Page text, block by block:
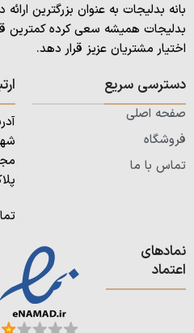
بانه بدلیجات به عنوان بزرگترین
بدلیجات همیشه سعی کرده کمترین
اختیار مشتریان عزیز قرار دهد.
دسترسی سریع
صفحه اصلی
فروشگاه
تماس با ما
نمادهای
اعتماد